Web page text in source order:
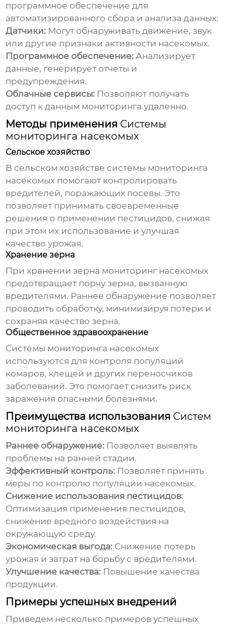
программное обеспечение для
автоматизированного сбора и анализа данных:
Датчики: Могут обнаруживать движение, звук
или другие признаки активности насекомых.
Программное обеспечение: Анализирует
данные, генерирует отчеты и
предупреждения.
Облачные сервисы: Позволяют получать
доступ к данным мониторинга удаленно.
Методы применения Системы
мониторинга насекомых
Сельское хозяйство
В сельском хозяйстве системы мониторинга
насекомых помогают контролировать
вредителей, поражающих посевы. Это
позволяет принимать своевременные
решения о применении пестицидов, снижая
при этом их использование и улучшая
качество урожая.
Хранение зерна
При хранении зерна мониторинг насекомых
предотвращает порчу зерна, вызванную
вредителями. Раннее обнаружение позволяет
проводить обработку, минимизируя потери и
сохраняя качество зерна.
Общественное здравоохранение
Системы мониторинга насекомых
используются для контроля популяций
комаров, клещей и других переносчиков
заболеваний. Это помогает снизить риск
заражения опасными болезнями.
Преимущества использования Систем
мониторинга насекомых
Раннее обнаружение: Позволяет выявлять
проблемы на ранней стадии.
Эффективный контроль: Позволяет принять
меры по контролю популяции насекомых.
Снижение использования пестицидов:
Оптимизация применения пестицидов,
снижение вредного воздействия на
окружающую среду.
Экономическая выгода: Снижение потерь
урожая и затрат на борьбу с вредителями.
Улучшение качества: Повышение качества
продукции.
Примеры успешных внедрений
Приведем несколько примеров успешных